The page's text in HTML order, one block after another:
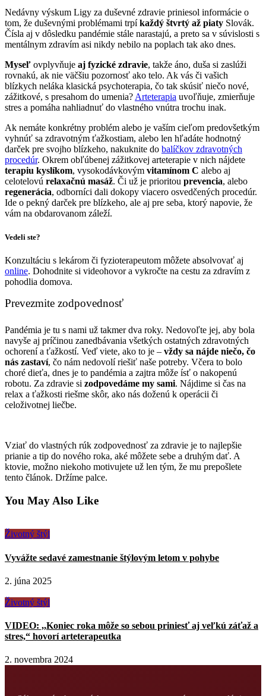
Nedávny výskum Ligy za duševné zdravie priniesol informácie o
tom, že duševnými problémami trpí každý štvrtý až piaty Slovák.
Čísla aj v dôsledku pandémie stále narastajú, a preto sa v súvislosti s
mentálnym zdravím asi nikdy nebilo na poplach tak ako dnes.
Myseľ ovplyvňuje aj fyzické zdravie, takže áno, duša si zaslúži
rovnakú, ak nie väčšiu pozornosť ako telo. Ak vás či vašich
blízkych neláka klasická psychoterapia, čo tak skúsiť niečo nové,
zážitkové, s presahom do umenia?Arteterapia uvoľňuje, zmierňuje
stres a pomáha nahliadnuť do vlastného vnútra trochu inak.
Ak nemáte konkrétny problém alebo je vaším cieľom predovšetkým
vyhnúť sa zdravotným ťažkostiam, alebo len hľadáte hodnotný
darček pre svojho blízkeho, nakuknite do balíčkov zdravotných
procedúr. Okrem obľúbenej zážitkovej arteterapie v nich nájdete
terapiu kyslíkom, vysokodávkovým vitamínom C alebo aj
celotelovú relaxačnú masáž. Či už je prioritou prevencia, alebo
regenerácia, odborníci dali dokopy viacero osvedčených procedúr.
Ide o pekný darček pre blízkeho, ale aj pre seba, ktorý napovie, že
vám na obdarovanom záleží.
Vedeli ste?
Konzultáciu s lekárom či fyzioterapeutom môžete absolvovať aj
online. Dohodnite si videohovor a vykročte na cestu za zdravím z
pohodlia domova.
Prevezmite zodpovednosť
Pandémia je tu s nami už takmer dva roky. Nedovoľte jej, aby bola
navyše aj príčinou zanedbávania všetkých ostatných zdravotných
ochorení a ťažkostí. Veď viete, ako to je – vždy sa nájde niečo, čo
nás zastaví, čo nám nedovolí riešiť naše potreby. Včera to bolo
choré dieťa, dnes je to pandémia a zajtra môže ísť o nakopenú
robotu. Za zdravie si zodpovedáme my sami. Nájdime si čas na
relax a ťažkosti riešme skôr, ako nás doženú k operácii či
celoživotnej liečbe.
Vziať do vlastných rúk zodpovednosť za zdravie je to najlepšie
prianie a tip do nového roka, aké môžete sebe a druhým dať. A
ktovie, možno niekoho motivujete už len tým, že mu prepošlete
tento článok. Držíme palce.
You May Also Like
Životný štýl
Vyvážte sedavé zamestnanie štýlovým letom v pohybe
2. júna 2025
Životný štýl
VIDEO: ,,Koniec roka môže so sebou priniesť aj veľkú záťaž a
stres,“ hovorí arteterapeutka
2. novembra 2024